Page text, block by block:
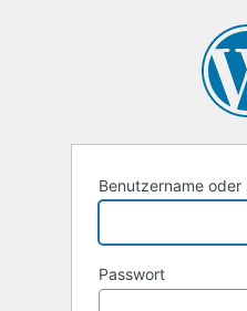
Benutzername oder
Passwort